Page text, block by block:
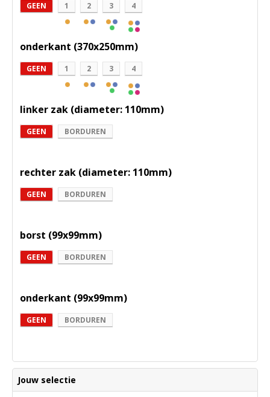
GEEN 1 2 3 4
onderkant (370x250mm)
GEEN 1 2 3 4
linker zak (diameter: 110mm)
GEEN BORDUREN
rechter zak (diameter: 110mm)
GEEN BORDUREN
borst (99x99mm)
GEEN BORDUREN
onderkant (99x99mm)
GEEN BORDUREN
Jouw selectie